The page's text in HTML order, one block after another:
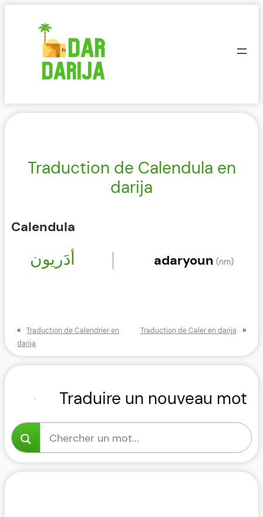
Traduction de Calendula en
darija
Calendula
أدَريون adaryoun (nm)
«
Traduction de Calendrier en
darija
Traduction de Caler en darija »
Traduire un nouveau mot